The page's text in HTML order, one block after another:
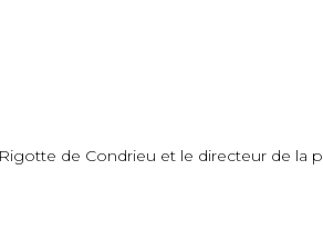
de Condrieu et le directeur de la